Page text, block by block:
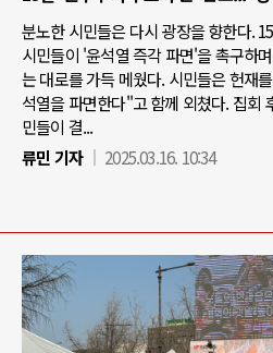
분노한 시민들은 다시 광장을 향한다.
시민들이 '윤석열 즉각 파면'을 촉구하
는 대로를 가득 메웠다. 시민들은 헌재
석열을 파면한다"고 함께 외쳤다. 집회
민들이 결...
류민 기자
2025.03.16. 10:34